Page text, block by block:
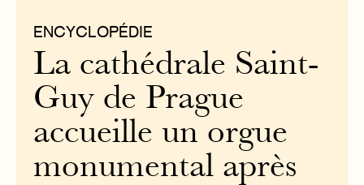
ENCYCLOPÉDIE
La cathédrale Saint-
Guy de Prague
accueille un orgue
monumental après